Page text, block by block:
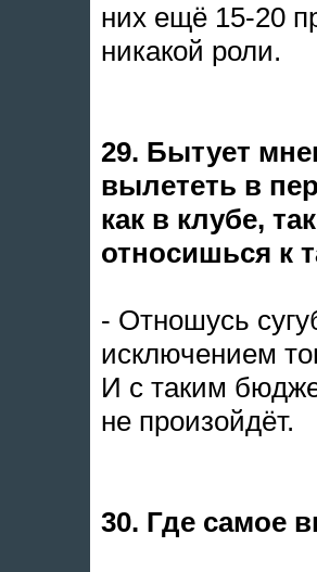
них ещё 15-20
никакой роли.
29. Бытует
вылететь в
как в клубе,
относишься к
- Отношусь
исключением
И с таким
не произойдёт.
30. Где самое